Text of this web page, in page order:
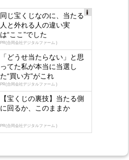
gly
同じ宝くじなのに、当たる
人と外れる人の違い実
は“ここ”でした
PR(合同会社デジタルファーム )
「どうせ当たらない」と思
ってた私が本当に当選し
た“買い方”がこれ
PR(合同会社デジタルファーム )
【宝くじの裏技】当たる側
に回るか、このままか
PR(合同会社デジタルファーム )